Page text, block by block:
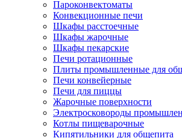
Пароконвектоматы
Конвекционные печи
Шкафы расстоечные
Шкафы жарочные
Шкафы пекарские
Печи ротационные
Плиты промышленные для
Печи конвейерные
Печи для пиццы
Жарочные поверхности
Электросковороды
Котлы пищеварочные
Кипятильники для общепита